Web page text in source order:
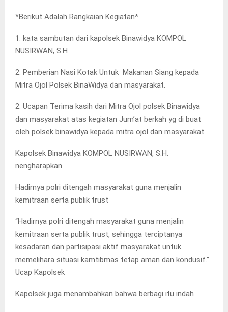
‎*Berikut Adalah Rangkaian Kegiatan*
‎1. kata sambutan dari kapolsek Binawidya KOMPOL
NUSIRWAN, S.H
‎2. Pemberian Nasi Kotak Untuk Makanan Siang kepada
Mitra Ojol Polsek BinaWidya dan masyarakat.
‎2. Ucapan Terima kasih dari Mitra Ojol polsek Binawidya
dan masyarakat atas kegiatan Jum’at berkah yg di buat
oleh polsek binawidya kepada mitra ojol dan masyarakat.
Kapolsek Binawidya KOMPOL NUSIRWAN, S.H.
nengharapkan
‎Hadirnya polri ditengah masyarakat guna menjalin
kemitraan serta publik trust
“Hadirnya polri ditengah masyarakat guna menjalin
kemitraan serta publik trust, sehingga terciptanya
kesadaran dan partisipasi aktif masyarakat untuk
memelihara situasi kamtibmas tetap aman dan kondusif.”
Ucap Kapolsek
‎Kapolsek juga menambahkan bahwa berbagi itu indah